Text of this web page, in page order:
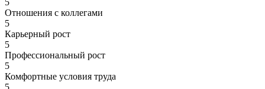
Отношения с коллегами
5
Карьерный рост
5
Профессиональный рост
5
Комфортные условия труда
5